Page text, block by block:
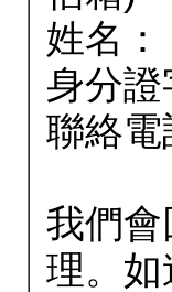
姓名：
身分證
聯絡電
我們
理。